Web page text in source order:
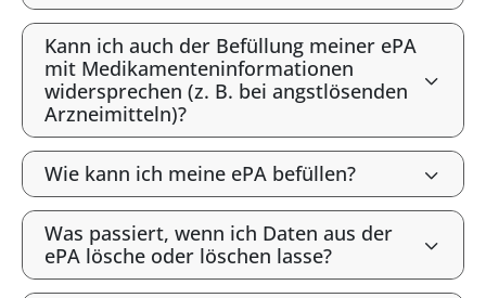
Kann ich auch der Befüllung meiner ePA
mit Medikamenteninformationen
widersprechen (z. B. bei angstlösenden
Arzneimitteln)?
Wie kann ich meine ePA befüllen?
Was passiert, wenn ich Daten aus der
ePA lösche oder löschen lasse?